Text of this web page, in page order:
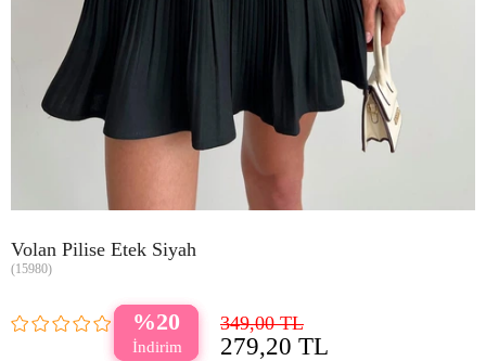
Volan Pilise Etek Siyah
(15980)
20 349,00 TL
279,20 TL